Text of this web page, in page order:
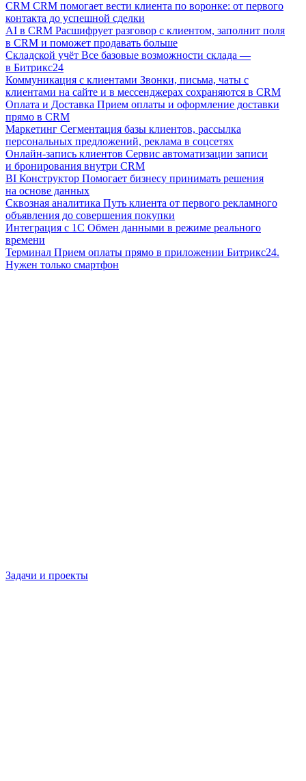
CRM CRM помогает вести клиента по воронке: от первого
контакта до успешной сделки
AI в CRM Расшифрует разговор с клиентом, заполнит поля
в CRM и поможет продавать больше
Складской учёт Все базовые возможности склада —
в Битрикс24
Коммуникация с клиентами Звонки, письма, чаты с
клиентами на сайте и в мессенджерах сохраняются в CRM
Оплата и Доставка Прием оплаты и оформление доставки
прямо в CRM
Маркетинг Сегментация базы клиентов, рассылка
персональных предложений, реклама в соцсетях
Онлайн-запись клиентов Сервис автоматизации записи
и бронирования внутри CRM
BI Конструктор Помогает бизнесу принимать решения
на основе данных
Сквозная аналитика Путь клиента от первого рекламного
объявления до совершения покупки
Интеграция с 1С Обмен данными в режиме реального
времени
Терминал Прием оплаты прямо в приложении Битрикс24.
Нужен только смартфон
Задачи и проекты